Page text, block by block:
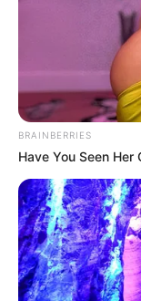
depan, ia ingin
Menurutnya
dan bentuk tubuh
Makanan
Ia paling tidak suka
Musim favoritnya
Warna favorinya
Nomor favoritnya
Gaya berbusananya
BRAINBERRIES
Have You Seen Her